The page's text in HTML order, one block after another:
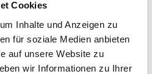
Cookies
Inhalte und Anzeigen zu
für soziale Medien anbieten
auf unsere Website zu
wir Informationen zu Ihrer
αw